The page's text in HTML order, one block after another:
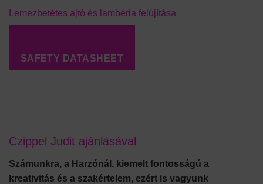
Lemezbetétes ajtó és lambéria felújítása
SAFETY DATASHEET
Czippel Judit ajánlásával
Számunkra, a Harzónál, kiemelt fontosságú a
kreativitás és a szakértelem, ezért is vagyunk